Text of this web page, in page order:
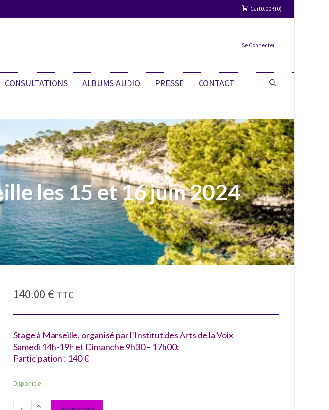
Cart0.00€ 0
Se Connecter
CONSULTATIONS ALBUMS AUDIO PRESSE CONTACT
les 15 et 16 juin 2024
140.00 € TTC
Stage à Marseille, organisé par l’Institut des Arts de la Voix
Samedi 14h-19h et Dimanche 9h30 – 17h00:
Participation : 140 €
Disponible